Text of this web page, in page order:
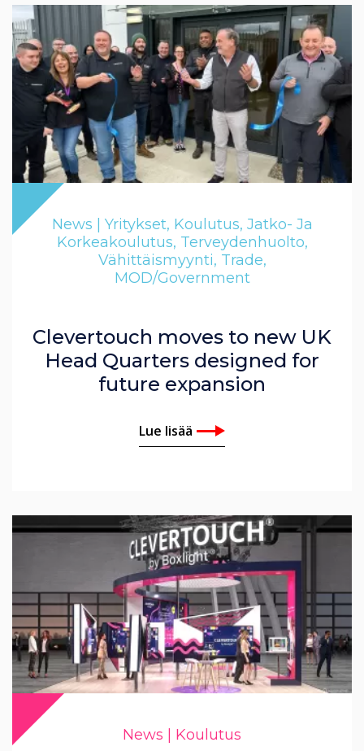
News | Yritykset, Koulutus, Jatko- Ja
Korkeakoulutus, Terveydenhuolto,
Vähittäismyynti, Trade,
MOD/Government
Clevertouch moves to new UK
Head Quarters designed for
future expansion
Lue lisää
News | Koulutus